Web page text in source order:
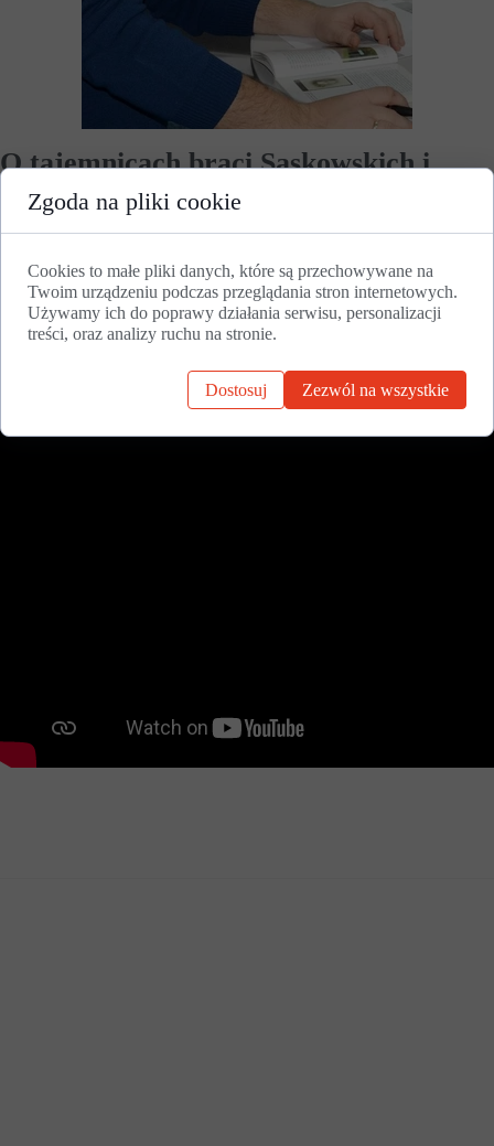
O tajemnicach braci Saskowskich i
najnowszych odkryciach dokonanych
na pograniczu Wielkopolski i Pałuk - 1
grudnia 2022 r.
Zgoda na pliki cookie
Cookies to małe pliki danych, które są przechowywane na
Twoim urządzeniu podczas przeglądania stron internetowych.
Używamy ich do poprawy działania serwisu, personalizacji
treści, oraz analizy ruchu na stronie.
Dostosuj Zezwól na wszystkie